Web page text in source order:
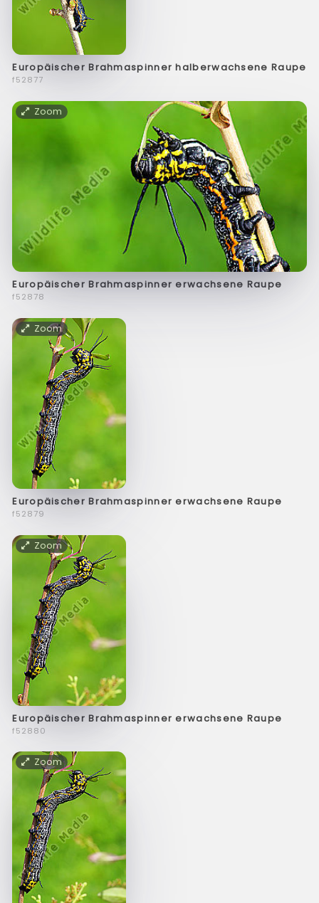
Europäischer Brahmaspinner halberwachsene Raupe
f52877
Zoom
Europäischer Brahmaspinner erwachsene Raupe
f52878
Zoom
Europäischer Brahmaspinner erwachsene Raupe
f52879
Zoom
Europäischer Brahmaspinner erwachsene Raupe
f52880
Zoom